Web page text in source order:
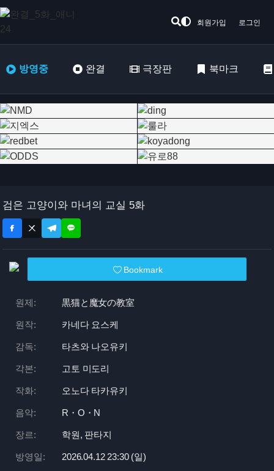
회원가입 로그인
방영중 완결 극장판 북마크
검은 고양이와 마녀의 교실 5화
Bookmark
원제: 黒猫と魔女の教室
원작: 카네다 요스케
감독: 타츠와 나오유키
각본: 고토 미도리
작화: 오노다 타카유키
음악: R・O・N
장르: 학원, 판타지
방영일: 2026.04.12 23:30 (일)